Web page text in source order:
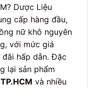
Dược Liệu
cấp hàng đầu,
nữ khô nguyên
với mức giá
hấp dẫn. Đặc
lại sản phẩm
và nhiều